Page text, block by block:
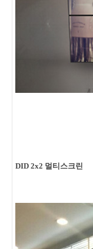
DID 2x2 멀티스크린